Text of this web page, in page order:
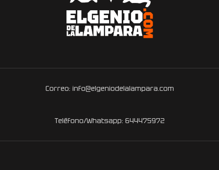
Correo: info@elgeniodelalampara.com
Teléfono/Whatsapp: 644475972